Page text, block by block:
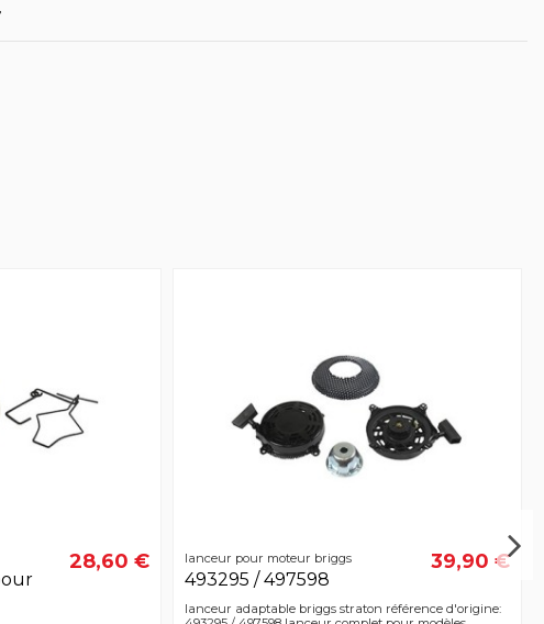
28,60 € lanceur pour moteur briggs
493295 / 497598
39,90 €
lanceur adaptable briggs straton référence d'origine: